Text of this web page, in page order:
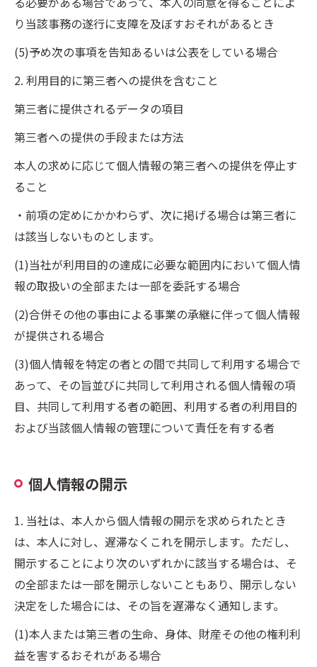
り当該事務の遂行に支障を及ぼすおそれがあるとき
(5)予め次の事項を告知あるいは公表をしている場合
2. 利用目的に第三者への提供を含むこと
第三者に提供されるデータの項目
第三者への提供の手段または方法
本人の求めに応じて個人情報の第三者への提供を停止す
ること
・前項の定めにかかわらず、次に掲げる場合は第三者に
は該当しないものとします。
(1)当社が利用目的の達成に必要な範囲内において個人情
報の取扱いの全部または一部を委託する場合
(2)合併その他の事由による事業の承継に伴って個人情報
が提供される場合
(3)個人情報を特定の者との間で共同して利用する場合で
あって、その旨並びに共同して利用される個人情報の項
目、共同して利用する者の範囲、利用する者の利用目的
および当該個人情報の管理について責任を有する者
個人情報の開示
1. 当社は、本人から個人情報の開示を求められたとき
は、本人に対し、遅滞なくこれを開示します。ただし、
開示することにより次のいずれかに該当する場合は、そ
の全部または一部を開示しないこともあり、開示しない
決定をした場合には、その旨を遅滞なく通知します。
(1)本人または第三者の生命、身体、財産その他の権利利
益を害するおそれがある場合